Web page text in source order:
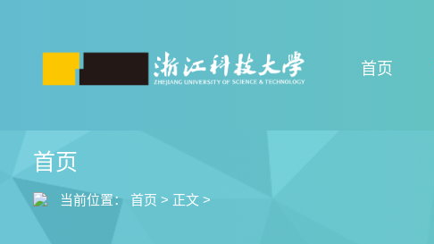
首页
首页
当前位置： 首页 > 正文 >